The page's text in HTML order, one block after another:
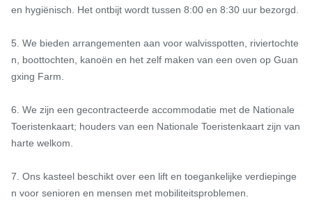
en hygiënisch. Het ontbijt wordt tussen 8:00 en 8:30 uur bezorgd.
5. We bieden arrangementen aan voor walvisspotten, riviertochte
n, boottochten, kanoën en het zelf maken van een oven op Guan
gxing Farm.
6. We zijn een gecontracteerde accommodatie met de Nationale
Toeristenkaart; houders van een Nationale Toeristenkaart zijn van
harte welkom.
7. Ons kasteel beschikt over een lift en toegankelijke verdiepinge
n voor senioren en mensen met mobiliteitsproblemen.